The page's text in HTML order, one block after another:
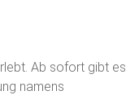
Ab sofort gibt es
namens